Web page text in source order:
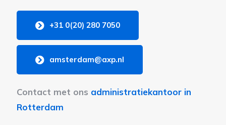
+31 0(20) 280 7050
amsterdam@axp.nl
Contact met ons administratiekantoor in
Rotterdam